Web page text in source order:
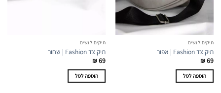
תיקים לנשים
תיק צד Fashion | אפור
₪69
הוספה לסל
תיקים לנשים
תיק צד Fashion | שחור
₪69
הוספה לסל